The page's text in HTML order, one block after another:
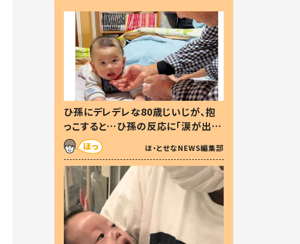
ひ孫にデレデレな80歳じいじが、抱
っこすると…ひ孫の反応に「涙が出ま
した」「可愛くて仕方ない」
ほ・とせなNEWS編集部